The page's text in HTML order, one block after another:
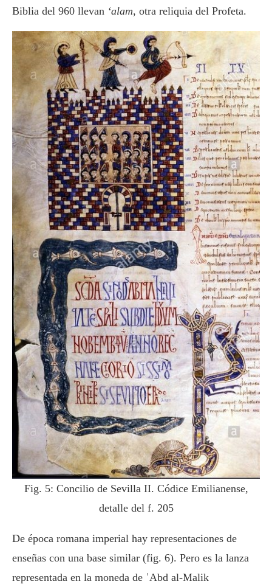
Biblia del 960 llevan ‘alam, otra reliquia del Profeta.
Fig. 5: Concilio de Sevilla II. Códice Emilianense,
detalle del f. 205
De época romana imperial hay representaciones de
enseñas con una base similar (fig. 6). Pero es la lanza
representada en la moneda de ʿAbd al-Malik